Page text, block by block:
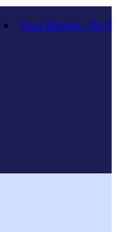
Your Basket - Rp 0